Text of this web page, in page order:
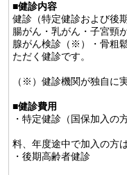
■健診内容
健診（特定健診および後
腸がん・乳がん・子宮頸
腺がん検診（※）・骨粗
ただく健診です。
（※）健診機関が独自に
■健診費用
・特定健診（国保加入の
（市民税非
料、年度途中で加入の方は
・後期高齢者健